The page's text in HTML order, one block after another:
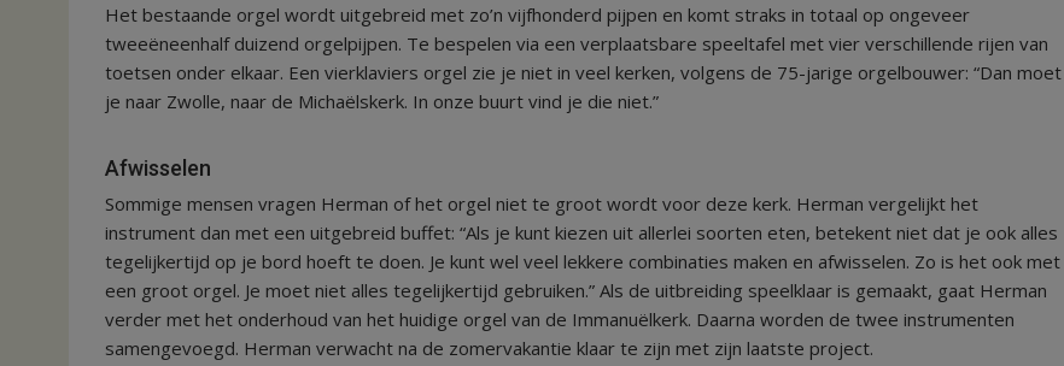
Het bestaande orgel wordt uitgebreid met zo’n vijfhonderd pijpen en komt straks in totaal op ongeveer
tweeëneenhalf duizend orgelpijpen. Te bespelen via een verplaatsbare speeltafel met vier verschillende rijen van
toetsen onder elkaar. Een vierklaviers orgel zie je niet in veel kerken, volgens de 75-jarige orgelbouwer: “Dan moet
je naar Zwolle, naar de Michaëlskerk. In onze buurt vind je die niet.”
Afwisselen
Sommige mensen vragen Herman of het orgel niet te groot wordt voor deze kerk. Herman vergelijkt het
instrument dan met een uitgebreid buffet: “Als je kunt kiezen uit allerlei soorten eten, betekent niet dat je ook alles
tegelijkertijd op je bord hoeft te doen. Je kunt wel veel lekkere combinaties maken en afwisselen. Zo is het ook met
een groot orgel. Je moet niet alles tegelijkertijd gebruiken.” Als de uitbreiding speelklaar is gemaakt, gaat Herman
verder met het onderhoud van het huidige orgel van de Immanuëlkerk. Daarna worden de twee instrumenten
samengevoegd. Herman verwacht na de zomervakantie klaar te zijn met zijn laatste project.